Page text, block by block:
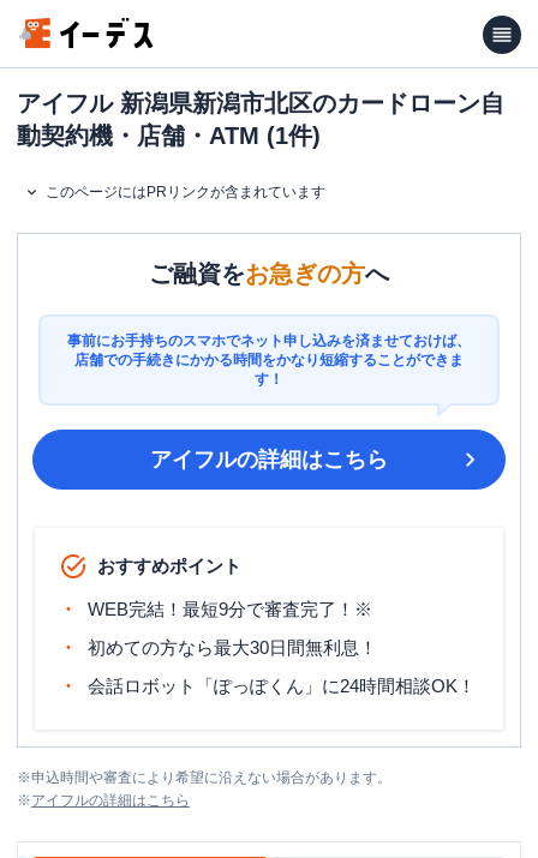
アイフル 新潟県新潟市北区のカードローン自
動契約機・店舗・ATM (1件)
このページにはPRリンクが含まれています
ご融資をお急ぎの方へ
事前にお手持ちのスマホでネット申し込みを済ませておけば、
店舗での手続きにかかる時間をかなり短縮することができま
す！
アイフルの詳細はこちら
おすすめポイント
WEB完結！最短9分で審査完了！※
初めての方なら最大30日間無利息！
会話ロボット「ぽっぽくん」に24時間相談OK！
※申込時間や審査により希望に沿えない場合があります。
※アイフルの詳細はこちら